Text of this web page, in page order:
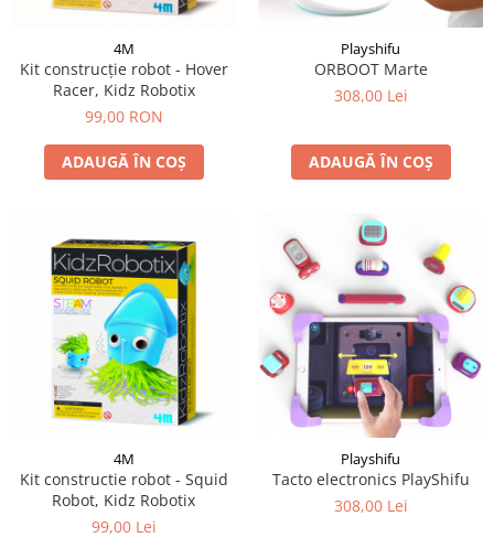
4M
Kit construcție robot - Hover
Racer, Kidz Robotix
99,00 RON
ADAUGĂ ÎN COȘ
Playshifu
ORBOOT Marte
308,00 Lei
ADAUGĂ ÎN COȘ
4M
Kit constructie robot - Squid
Robot, Kidz Robotix
99,00 Lei
Playshifu
Tacto electronics PlayShifu
308,00 Lei